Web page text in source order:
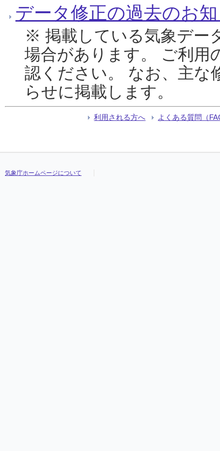
データ修正の過去のお
※ 掲載している気象デー
場合があります。 ご利用
認ください。 なお、主な
らせに掲載します。
利用される方へ よくある質問（
気象庁ホームページについて